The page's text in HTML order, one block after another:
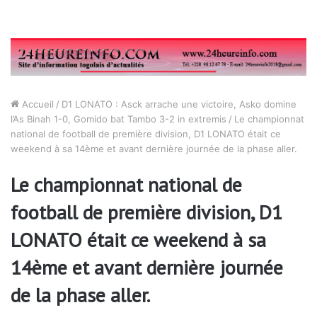
Accueil / D1 LONATO : Asck arrache une victoire, Asko domine
l’As Binah 1-0, Gomido bat Tambo 3-2 in extremis / Le championnat
national de football de première division, D1 LONATO était ce
weekend à sa 14ème et avant dernière journée de la phase aller.
Le championnat national de
football de première division, D1
LONATO était ce weekend à sa
14ème et avant dernière journée
de la phase aller.